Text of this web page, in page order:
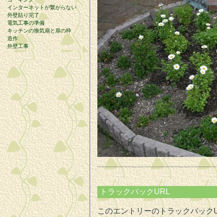
インターネットが繋がらない
外壁貼り完了
電気工事の準備
キッチンの換気扇と扉の枠
造作
外壁工事
トラックバックURL
このエントリーのトラックバック